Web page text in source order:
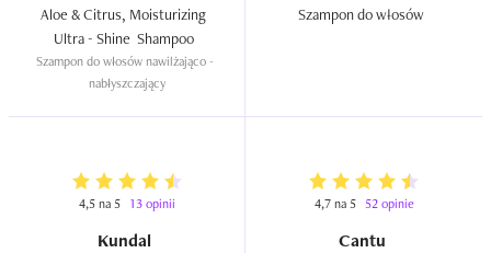
Aloe & Citrus, Moisturizing
Szampon do włosów nawilżająco -
nabłyszczający
4,5 na 5 13 opinii
Kundal
4,7 na 5 52 opinie
Cantu